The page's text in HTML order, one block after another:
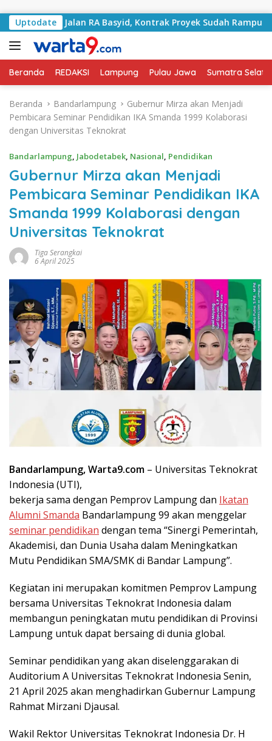
Uptodate
Jalan RA Basyid, Kontrak Proyek Sudah Rampung
Beranda REDAKSI Lampung Pulau Jawa Sumatra
Beranda Bandarlampung
Gubernur Mirza akan Menjadi
Pembicara Seminar Pendidikan IKA Smanda 1999 Kolaborasi
dengan Universitas Teknokrat
Bandarlampung, Jabodetabek, Nasional, Pendidikan
Gubernur Mirza akan Menjadi
Pembicara Seminar Pendidikan IKA
Smanda 1999 Kolaborasi dengan
Universitas Teknokrat
Tiga Serangkai
6 April 2025
Bandarlampung, Warta9.com – Universitas Teknokrat
Indonesia (UTI),
bekerja sama dengan Pemprov Lampung dan Ikatan
Alumni Smanda Bandarlampung 99 akan menggelar
seminar pendidikan dengan tema “Sinergi Pemerintah,
Akademisi, dan Dunia Usaha dalam Meningkatkan
Mutu Pendidikan SMA/SMK di Bandar Lampung”.
Kegiatan ini merupakan komitmen Pemprov Lampung
bersama Universitas Teknokrat Indonesia dalam
membangun peningkatan mutu pendidikan di Provinsi
Lampung untuk dapat bersaing di dunia global.
Seminar pendidikan yang akan diselenggarakan di
Auditorium A Universitas Teknokrat Indonesia Senin,
21 April 2025 akan menghadirkan Gubernur Lampung
Rahmat Mirzani Djausal.
Wakil Rektor Universitas Teknokrat Indonesia Dr. H